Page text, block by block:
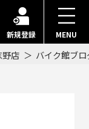
新規登録 MENU
野店 バイク館ブ